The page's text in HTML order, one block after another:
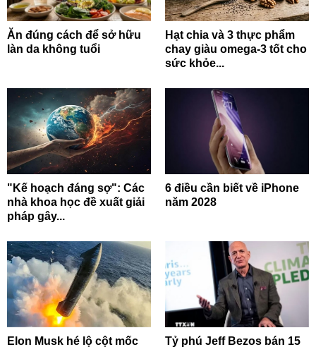
Ăn đúng cách để sở hữu
làn da không tuổi
Hạt chia và 3 thực phẩm
chay giàu omega-3 tốt cho
sức khỏe...
"Kế hoạch đáng sợ": Các
nhà khoa học đề xuất giải
pháp gây...
6 điều cần biết về iPhone
năm 2028
Elon Musk hé lộ cột mốc
Tỷ phú Jeff Bezos bán 15